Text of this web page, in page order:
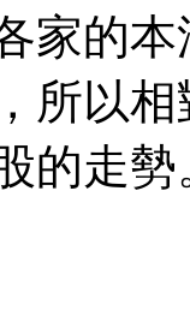
家的
所以
的走勢